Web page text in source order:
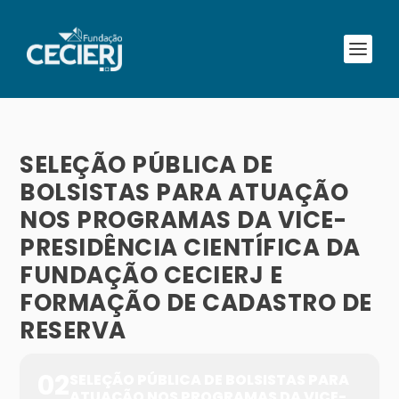
SELEÇÃO PÚBLICA DE
BOLSISTAS PARA ATUAÇÃO
NOS PROGRAMAS DA VICE-
PRESIDÊNCIA CIENTÍFICA DA
FUNDAÇÃO CECIERJ E
FORMAÇÃO DE CADASTRO DE
RESERVA